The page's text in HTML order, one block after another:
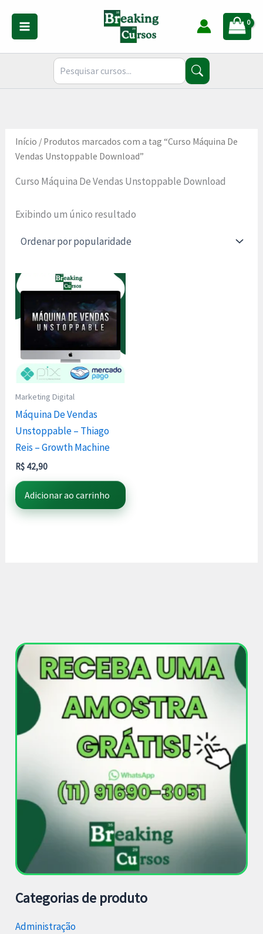
conteúdo
Início / Produtos marcados com a tag “Curso Máquina De
Vendas Unstoppable Download”
Curso Máquina De Vendas Unstoppable Download
Exibindo um único resultado
Marketing Digital
Máquina De Vendas
Unstoppable – Thiago
Reis – Growth Machine
R$ 42,90
Adicionar ao carrinho
Categorias de produto
Administração